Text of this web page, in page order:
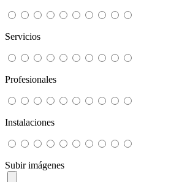
Servicios
Profesionales
Instalaciones
Subir imágenes